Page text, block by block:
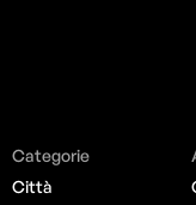
Categorie
Città